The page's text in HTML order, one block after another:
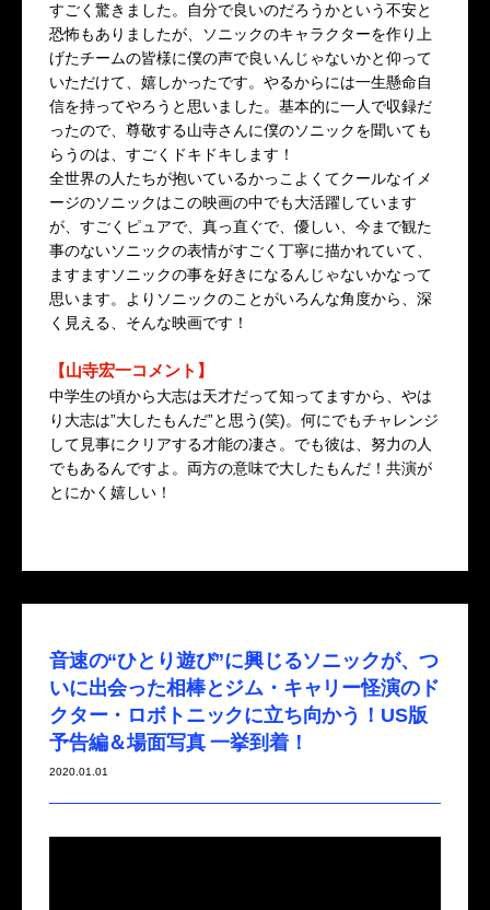
すごく驚きました。自分で良いのだろうかという不安と
恐怖もありましたが、ソニックのキャラクターを作り上
げたチームの皆様に僕の声で良いんじゃないかと仰って
いただけて、嬉しかったです。やるからには一生懸命自
信を持ってやろうと思いました。基本的に一人で収録だ
ったので、尊敬する山寺さんに僕のソニックを聞いても
らうのは、すごくドキドキします！
全世界の人たちが抱いているかっこよくてクールなイメ
ージのソニックはこの映画の中でも大活躍しています
が、すごくピュアで、真っ直ぐで、優しい、今まで観た
事のないソニックの表情がすごく丁寧に描かれていて、
ますますソニックの事を好きになるんじゃないかなって
思います。よりソニックのことがいろんな角度から、深
く見える、そんな映画です！
【山寺宏一コメント】
中学生の頃から大志は天才だって知ってますから、やは
り大志は”大したもんだ”と思う(笑)。何にでもチャレンジ
して見事にクリアする才能の凄さ。でも彼は、努力の人
でもあるんですよ。両方の意味で大したもんだ！共演が
とにかく嬉しい！
音速の“ひとり遊び”に興じるソニックが、つ
いに出会った相棒とジム・キャリー怪演のド
クター・ロボトニックに立ち向かう！US版
予告編＆場面写真 一挙到着！
2020.01.01